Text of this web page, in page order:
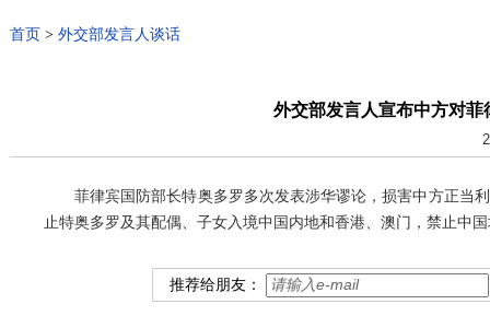
首页 > 外交部发言人谈话
外交部发言人宣布中方对
菲律宾国防部长特奥多罗多次发表涉华谬论，损害中方正当
止特奥多罗及其配偶、子女入境中国内地和香港、澳门，禁止中
推荐给朋友：